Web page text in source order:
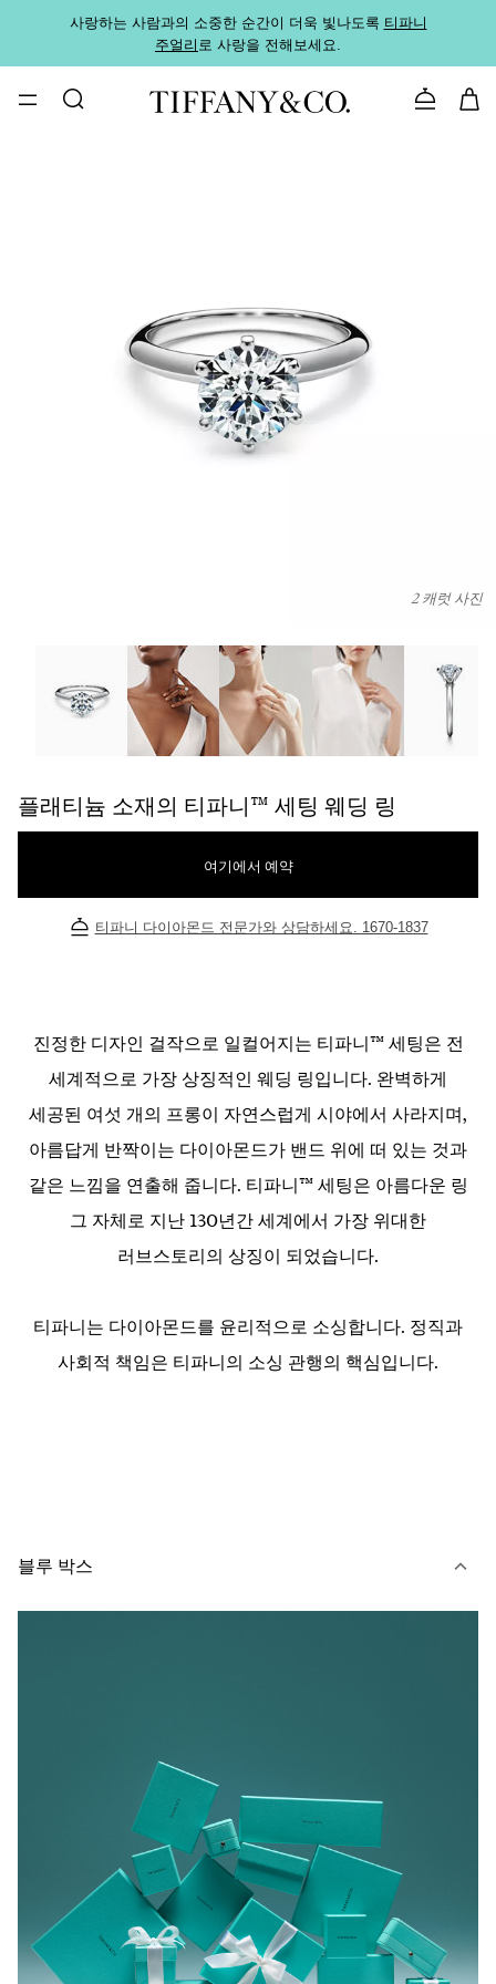
사랑하는 사람과의 소중한 순간이 더욱 빛나도록 티파니
주얼리로 사랑을 전해보세요.
문의하기
플래티늄 소재의 티파니™ 세팅 웨딩 링 이미지 번호 0
2 캐럿 사진
플래티늄 소재의 티파니™ 세팅 웨딩 링
여기에서 예약
티파니 다이아몬드 전문가와 상담하세요. 1670-1837
진정한 디자인 걸작으로 일컬어지는 티파니™ 세팅은 전
세계적으로 가장 상징적인 웨딩 링입니다. 완벽하게
세공된 여섯 개의 프롱이 자연스럽게 시야에서 사라지며,
아름답게 반짝이는 다이아몬드가 밴드 위에 떠 있는 것과
같은 느낌을 연출해 줍니다. 티파니™ 세팅은 아름다운 링
그 자체로 지난 130년간 세계에서 가장 위대한
러브스토리의 상징이 되었습니다.
티파니는 다이아몬드를 윤리적으로 소싱합니다. 정직과
사회적 책임은 티파니의 소싱 관행의 핵심입니다.
블루 박스